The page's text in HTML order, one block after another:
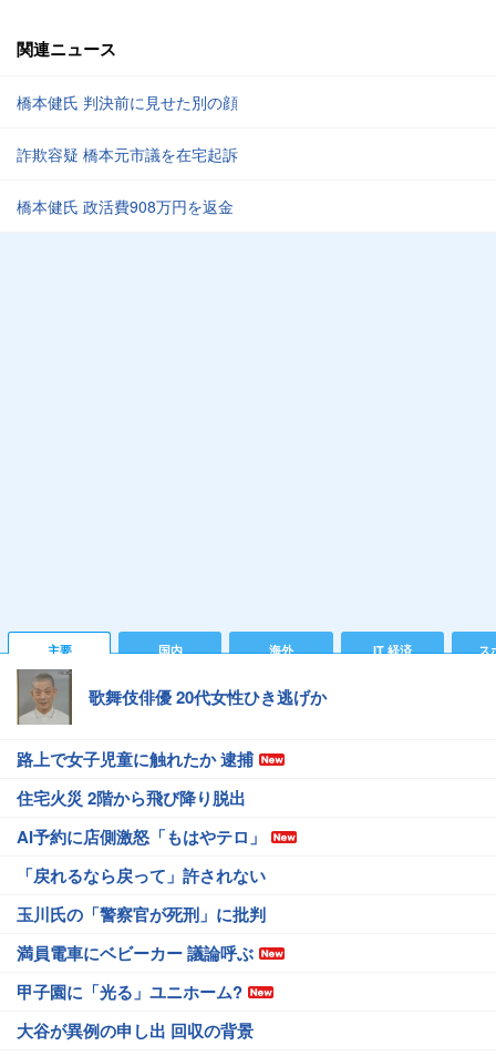
関連ニュース
橋本健氏 判決前に見せた別の顔
詐欺容疑 橋本元市議を在宅起訴
橋本健氏 政活費908万円を返金
主要 国内 海外 IT 経済 ス
歌舞伎俳優 20代女性ひき逃げか
路上で女子児童に触れたか 逮捕
住宅火災 2階から飛び降り脱出
AI予約に店側激怒「もはやテロ」
「戻れるなら戻って」許されない
玉川氏の「警察官が死刑」に批判
満員電車にベビーカー 議論呼ぶ
甲子園に「光る」ユニホーム?
大谷が異例の申し出 回収の背景